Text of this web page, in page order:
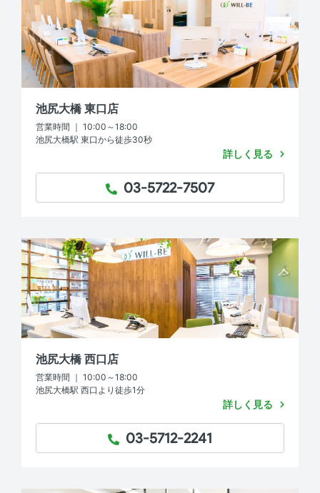
池尻大橋 東口店
営業時間 ｜ 10:00～18:00
池尻大橋駅 東口から徒歩30秒
TEL：
03-5722-7507
詳しく見る
池尻大橋 西口店
営業時間 ｜ 10:00～18:00
池尻大橋駅 西口より徒歩1分
TEL：
03-5712-2241
詳しく見る